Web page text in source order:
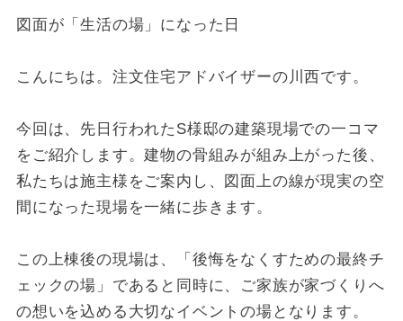
図面が「生活の場」になった日
こんにちは。注文住宅アドバイザーの川西です。
今回は、先日行われたS様邸の建築現場での一コマ
をご紹介します。建物の骨組みが組み上がった後、
私たちは施主様をご案内し、図面上の線が現実の空
間になった現場を一緒に歩きます。
この上棟後の現場は、「後悔をなくすための最終チ
ェックの場」であると同時に、ご家族が家づくりへ
の想いを込める大切なイベントの場となります。